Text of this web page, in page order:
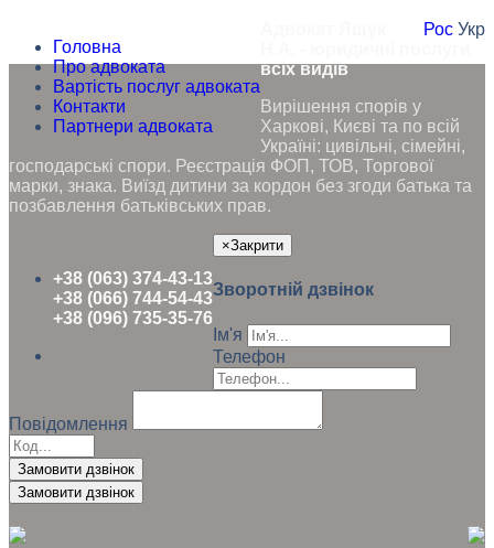
Головна
Про адвоката
Вартість послуг адвоката
Контакти
Партнери адвоката
Рос Укр
всіх видів
Вирішення спорів у
Харкові, Києві та по всій
Україні: цивільні, сімейні,
господарські спори. Реєстрація ФОП, ТОВ, Торгової
марки, знака. Виїзд дитини за кордон без згоди батька та
позбавлення батьківських прав.
+38 (063) 374-43-13
+38 (066) 744-54-43
+38 (096) 735-35-76
×Закрити
Зворотній дзвінок
Ім'я
Телефон
Повідомлення
Замовити дзвінок